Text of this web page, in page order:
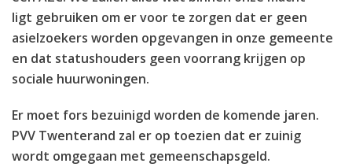
ligt gebruiken om er voor te zorgen dat er geen
asielzoekers worden opgevangen in onze gemeente
en dat statushouders geen voorrang krijgen op
sociale huurwoningen.
Er moet fors bezuinigd worden de komende jaren.
PVV Twenterand zal er op toezien dat er zuinig
wordt omgegaan met gemeenschapsgeld.